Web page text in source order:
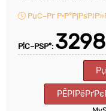
РџС–Рґ
Р¦С–РЅР°: 3298